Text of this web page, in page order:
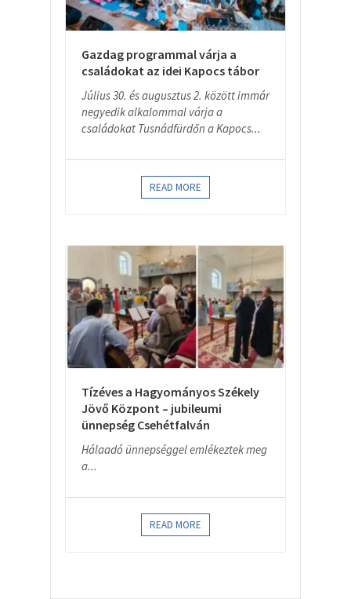
Gazdag programmal várja a
családokat az idei Kapocs tábor
Július 30. és augusztus 2. között immár
negyedik alkalommal várja a
családokat Tusnádfürdőn a Kapocs...
READ MORE
Tízéves a Hagyományos Székely
Jövő Központ – jubileumi
ünnepség Csehétfalván
Hálaadó ünnepséggel emlékeztek meg
a...
READ MORE